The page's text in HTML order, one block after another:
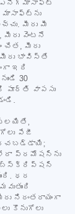
ఎనిగ్మాసాఫ్ట్
మీరు మీ
వెంటనే
చేత, మీరు
భావిస్తే
ఇది
30
పూర్తి వాపసు
పేజీ
ప్రమోషన్‌ను
ధర
నిరంతరాయంగా
కొనుగోలు